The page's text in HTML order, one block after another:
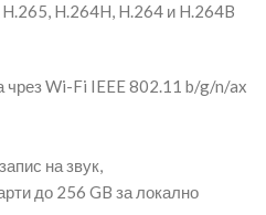
H.264H, H.264 и H.264B
чрез Wi-Fi IEEE 802.11 b/g/n/ax
на звук,
до 256 GB за локално